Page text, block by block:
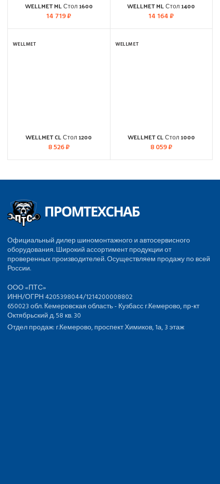
WELLMET ML Стол 1600
14 719₽
WELLMET ML Стол 1400
14 164₽
WELLMET
WELLMET CL Стол 1200
8 526₽
WELLMET
WELLMET CL Стол 1000
8 059₽
Официальный дилер шиномонтажного и автосервисного
оборудования. Широкий ассортимент продукции от
проверенных производителей. Осуществляем продажу по всей
России.
ООО «ПТС»
ИНН/ОГРН 4205398044/1214200008802
650023 обл. Кемеровская область - Кузбасс г.Кемерово, пр-кт
Октябрьский д. 58 кв. 30
Отдел продаж: г.Кемерово, проспект Химиков, 1а, 3 этаж